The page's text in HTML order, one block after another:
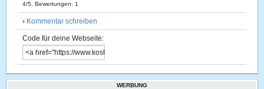
4/5 , Bewertungen: 1
› Kommentar schreiben
Code für deine Webseite:
WERBUNG